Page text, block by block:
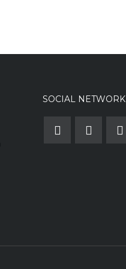
SOCIAL NETWORK